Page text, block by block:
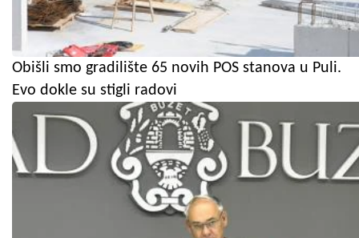
Obišli smo gradilište 65 novih POS stanova u Puli.
Evo dokle su stigli radovi